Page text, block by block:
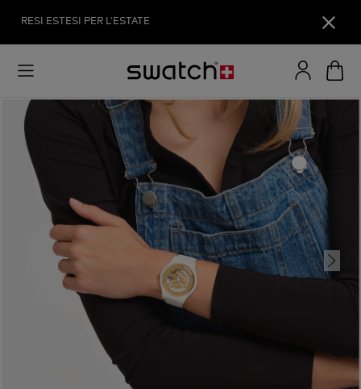
RESI ESTESI PER L'ESTATE